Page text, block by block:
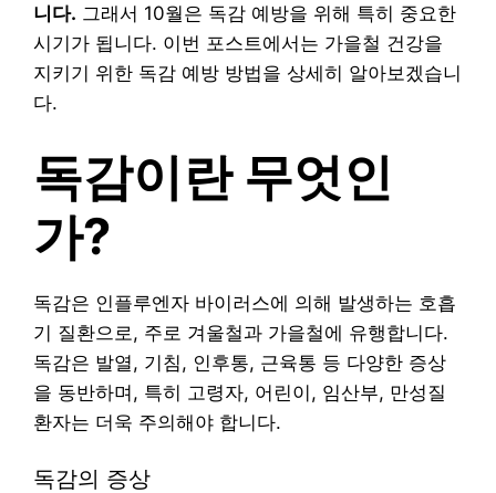
니다. 그래서 10월은 독감 예방을 위해 특히 중요한
시기가 됩니다. 이번 포스트에서는 가을철 건강을
지키기 위한 독감 예방 방법을 상세히 알아보겠습니
다.
독감이란 무엇인
가?
독감은 인플루엔자 바이러스에 의해 발생하는 호흡
기 질환으로, 주로 겨울철과 가을철에 유행합니다.
독감은 발열, 기침, 인후통, 근육통 등 다양한 증상
을 동반하며, 특히 고령자, 어린이, 임산부, 만성질
환자는 더욱 주의해야 합니다.
독감의 증상